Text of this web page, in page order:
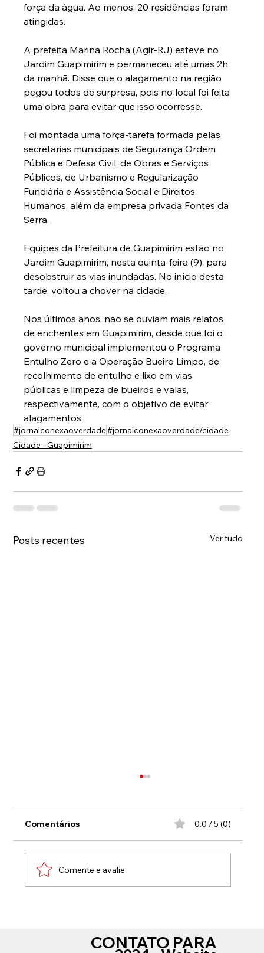
força da água. Ao menos, 20 residências foram
atingidas.
A prefeita Marina Rocha (Agir-RJ) esteve no
Jardim Guapimirim e permaneceu até umas 2h
da manhã. Disse que o alagamento na região
pegou todos de surpresa, pois no local foi feita
uma obra para evitar que isso ocorresse.
Foi montada uma força-tarefa formada pelas
secretarias municipais de Segurança Ordem
Pública e Defesa Civil, de Obras e Serviços
Públicos, de Urbanismo e Regularização
Fundiária e Assistência Social e Direitos
Humanos, além da empresa privada Fontes da
Serra.
Equipes da Prefeitura de Guapimirim estão no
Jardim Guapimirim, nesta quinta-feira (9), para
desobstruir as vias inundadas. No início desta
tarde, voltou a chover na cidade.
Nos últimos anos, não se ouviam mais relatos
de enchentes em Guapimirim, desde que foi o
governo municipal implementou o Programa
Entulho Zero e a Operação Bueiro Limpo, de
recolhimento de entulho e lixo em vias
públicas e limpeza de bueiros e valas,
respectivamente, com o objetivo de evitar
alagamentos.
#jornalconexaoverdade#jornalconexaoverdade/cidade
Cidade - Guapimirim
Posts recentes Ver tudo
Maria da Penha
Comentários 0.0 / 5 (0)
Comente e avalie
CONTATO PARA